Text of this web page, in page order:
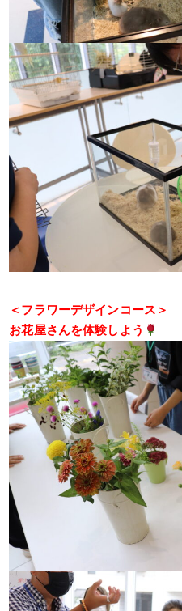
＜フラワーデザインコース＞
お花屋さんを体験しよう